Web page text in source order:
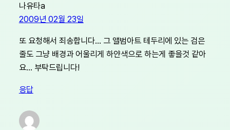
나유타a
2009년 02월 23일
또 요청해서 죄송합니다… 그 앨범아트 테두리에 있는 검은
줄도 그냥 배경과 어울리게 하얀색으로 하는게 좋을것 같아
요… 부탁드립니다!
응답